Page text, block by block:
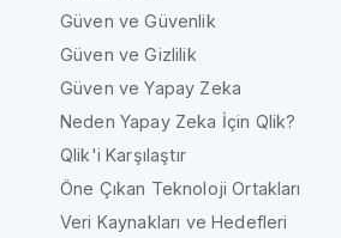
Güven ve Güvenlik
Güven ve Gizlilik
Güven ve Yapay Zeka
Neden Yapay Zeka İçin Qlik?
Qlik'i Karşılaştır
Öne Çıkan Teknoloji Ortakları
Veri Kaynakları ve Hedefleri